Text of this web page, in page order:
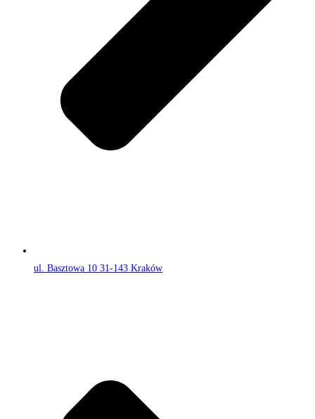
ul. Basztowa 10 31-143 Kraków